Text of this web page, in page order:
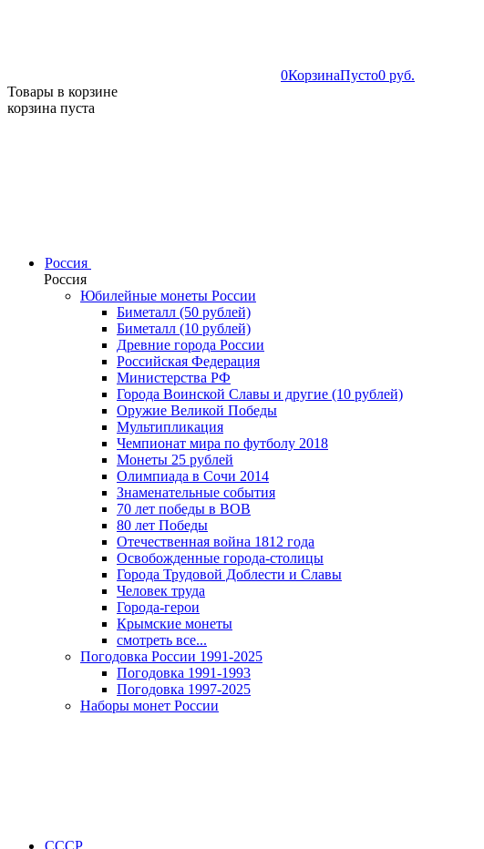
0КорзинаПусто0 руб.
Товары в корзине
корзина пуста
Россия
Россия
Юбилейные монеты России
Биметалл (50 рублей)
Биметалл (10 рублей)
Древние города России
Российская Федерация
Министерства РФ
Города Воинской Славы и другие (10 рублей)
Оружие Великой Победы
Мультипликация
Чемпионат мира по футболу 2018
Монеты 25 рублей
Олимпиада в Сочи 2014
Знаменательные события
70 лет победы в ВОВ
80 лет Победы
Отечественная война 1812 года
Освобожденные города-столицы
Города Трудовой Доблести и Славы
Человек труда
Города-герои
Крымские монеты
смотреть все...
Погодовка России 1991-2025
Погодовка 1991-1993
Погодовка 1997-2025
Наборы монет России
СССР